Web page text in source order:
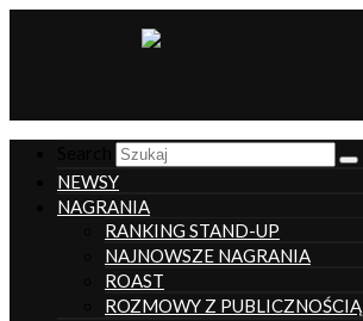
NEWSY
NAGRANIA
RANKING STAND-UP
NAJNOWSZE NAGRANIA
ROAST
ROZMOWY Z PUBLICZNOŚCIĄ